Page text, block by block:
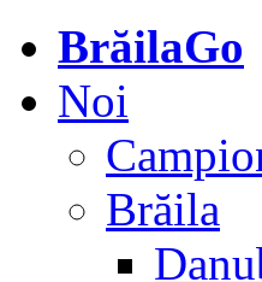
BrăilaGo
Noi
Brăila